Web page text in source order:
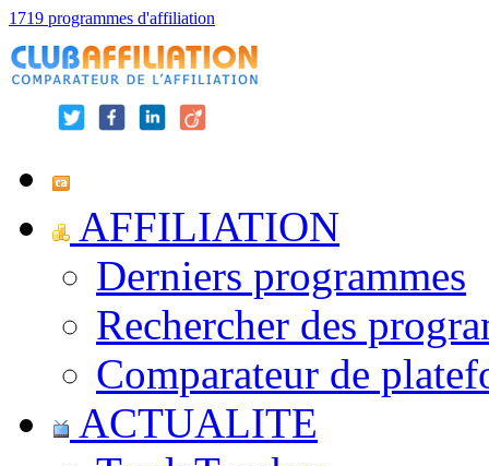
1719 programmes d'affiliation
AFFILIATION
Derniers programmes
Rechercher des
Comparateur de
ACTUALITE